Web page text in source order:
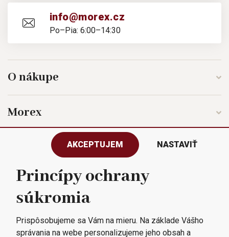
info@morex.cz
Po–Pia: 6:00–14:30
O nákupe
Morex
Sledujte nás
Všetky práva vyhradené © 2023
Morex, spol. s r.o.
AKCEPTUJEM NASTAVIŤ
Princípy ochrany
súkromia
Prispôsobujeme sa Vám na mieru. Na základe Vášho
správania na webe personalizujeme jeho obsah a